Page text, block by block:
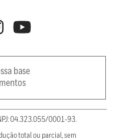
base
04.323.055/0001-93.
total ou parcial, sem